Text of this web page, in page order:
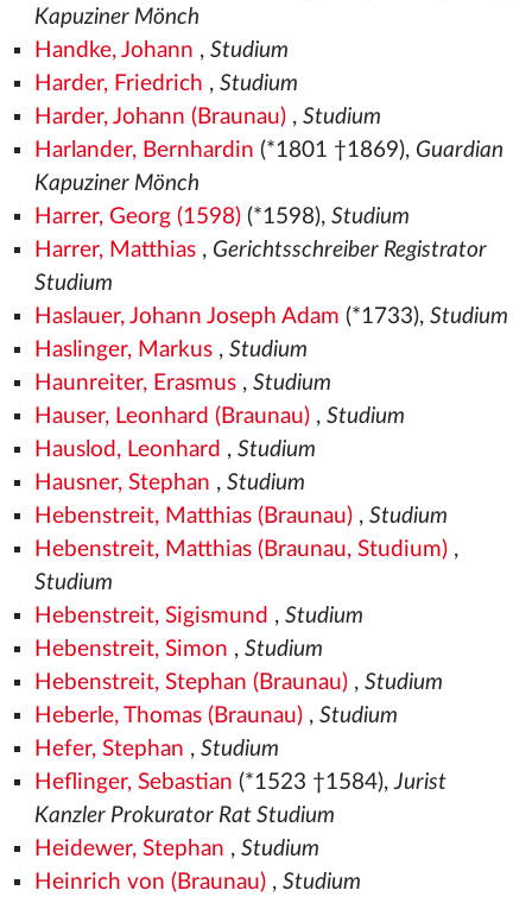
Kapuziner Mönch
Handke, Johann , Studium
Harder, Friedrich , Studium
Harder, Johann (Braunau), Studium
Harlander, Bernhardin (*1801 †1869), Guardian
Kapuziner Mönch
Harrer, Georg (1598)(*1598), Studium
Harrer, Matthias, Gerichtsschreiber Registrator
Studium
Haslauer, Johann Joseph Adam (*1733), Studium
Haslinger, Markus, Studium
Haunreiter, Erasmus, Studium
Hauser, Leonhard (Braunau), Studium
Hauslod, Leonhard , Studium
Hausner, Stephan , Studium
Hebenstreit, Matthias (Braunau), Studium
Hebenstreit, Matthias (Braunau, Studium),
Studium
Hebenstreit, Sigismund , Studium
Hebenstreit, Simon , Studium
Hebenstreit, Stephan (Braunau), Studium
Heberle, Thomas (Braunau), Studium
Hefer, Stephan , Studium
Heflinger, Sebastian (*1523 †1584),Jurist
Kanzler Prokurator Rat Studium
Heidewer, Stephan , Studium
Heinrich von (Braunau), Studium